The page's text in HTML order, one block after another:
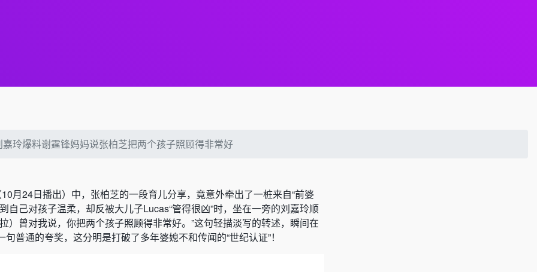
嘉玲爆料谢霆锋妈妈说张柏芝把两个孩子照顾得非常好
月24日播出）中，张柏芝的一段育儿分享，竟意外牵出了一桩来自“前婆
自己对孩子温柔，却反被大儿子Lucas“管得很凶”时，坐在一旁的刘嘉玲顺
）曾对我说，你把两个孩子照顾得非常好。”这句轻描淡写的转述，瞬间在
普通的夸奖，这分明是打破了多年婆媳不和传闻的“世纪认证”！